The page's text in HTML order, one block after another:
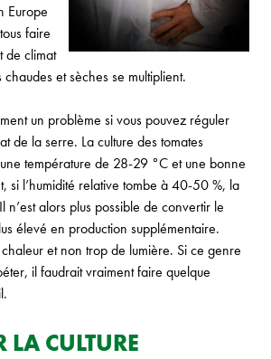
Europe
faire
de climat
et sèches se multiplient.
un problème si vous pouvez réguler
de la serre. La culture des tomates
température de 28-29 °C et une bonne
si l’humidité relative tombe à 40-50 %, la
n’est alors plus possible de convertir le
élevé en production supplémentaire.
et non trop de lumière. Si ce genre
il faudrait vraiment faire quelque
LA CULTURE